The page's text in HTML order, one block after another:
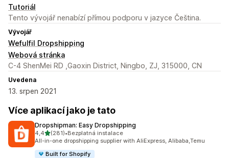
Tutoriál
Tento vývojář nenabízí přímou podporu v jazyce Čeština.
Vývojář
Wefulfil Dropshipping
Webová stránka
C-4 ShenMei RD ,Gaoxin District, Ningbo, ZJ, 315000, CN
Uvedena
13. srpen 2021
Více aplikací jako je tato
Dropshipman: Easy Dropshipping
4,4z 5 hvězd
(281)
Celkový počet recenzí: 281
•Bezplatná instalace
All-in-one dropshipping supplier with AliExpress, Alibaba,Temu
Built for Shopify